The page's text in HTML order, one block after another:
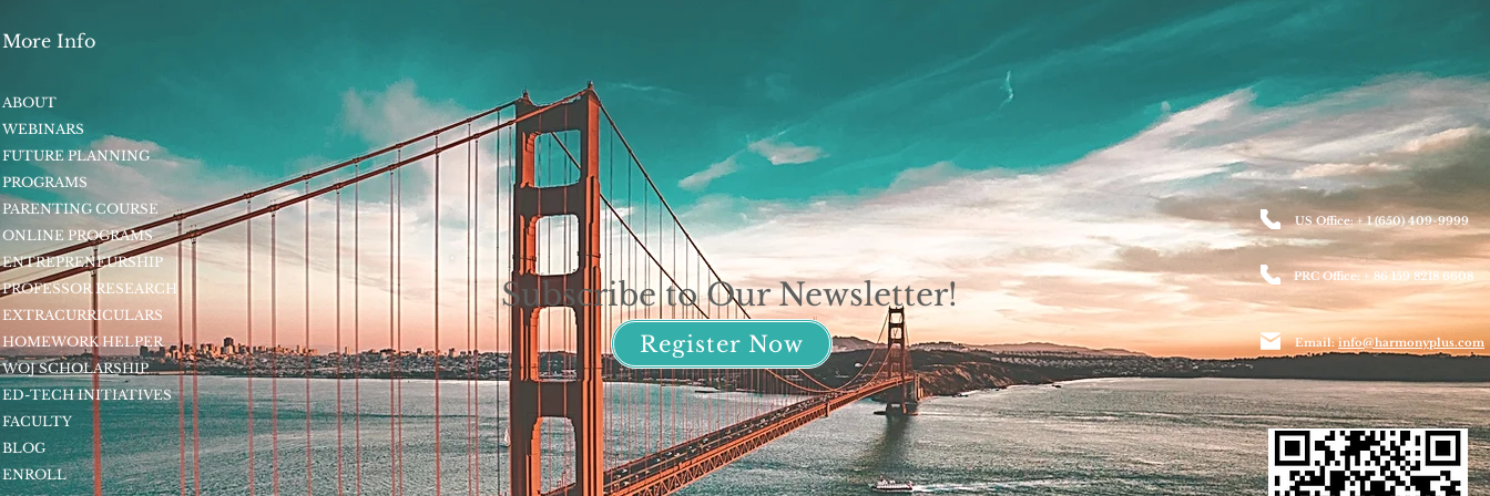
More Info
ABOUT
WEBINARS
FUTURE PLANNING
PROGRAMS
PARENTING COURSE
ONLINE PROGRAMS
ENTREPRENEURSHIP
PROFESSOR RESEARCH
EXTRACURRICULARS
HOMEWORK HELPER
WOJ SCHOLARSHIP
ED-TECH INITIATIVES
FACULTY
BLOG
ENROLL
Subscribe to Our Newsletter!
Register Now
US Office: + 1 (650) 409-9999
PRC Office: + 86 159 8218 6608
Email:info@harmonyplus.com